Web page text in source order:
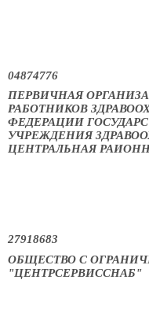
04874776
ПЕРВИЧНАЯ
РАБОТНИКОВ
ФЕДЕРАЦИИ
УЧРЕЖДЕНИЯ
ЦЕНТРАЛЬНАЯ
27918683
ОБЩЕСТВО С
"ЦЕНТРСЕРВИССНАБ"